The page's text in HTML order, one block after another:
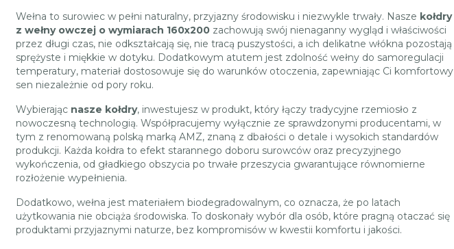
Wełna to surowiec w pełni naturalny, przyjazny środowisku i niezwykle trwały. Nasze kołdry
z wełny owczej o wymiarach 160x200 zachowują swój nienaganny wygląd i właściwości
przez długi czas, nie odkształcają się, nie tracą puszystości, a ich delikatne włókna pozostają
sprężyste i miękkie w dotyku. Dodatkowym atutem jest zdolność wełny do samoregulacji
temperatury, materiał dostosowuje się do warunków otoczenia, zapewniając Ci komfortowy
sen niezależnie od pory roku.
Wybierając nasze kołdry, inwestujesz w produkt, który łączy tradycyjne rzemiosło z
nowoczesną technologią. Współpracujemy wyłącznie ze sprawdzonymi producentami, w
tym z renomowaną polską marką AMZ, znaną z dbałości o detale i wysokich standardów
produkcji. Każda kołdra to efekt starannego doboru surowców oraz precyzyjnego
wykończenia, od gładkiego obszycia po trwałe przeszycia gwarantujące równomierne
rozłożenie wypełnienia.
Dodatkowo, wełna jest materiałem biodegradowalnym, co oznacza, że po latach
użytkowania nie obciąża środowiska. To doskonały wybór dla osób, które pragną otaczać się
produktami przyjaznymi naturze, bez kompromisów w kwestii komfortu i jakości.